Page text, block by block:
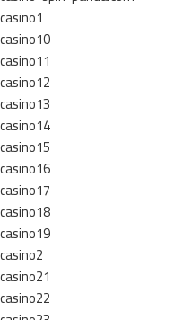
casino1
casino10
casino11
casino12
casino13
casino14
casino15
casino16
casino17
casino18
casino19
casino2
casino21
casino22